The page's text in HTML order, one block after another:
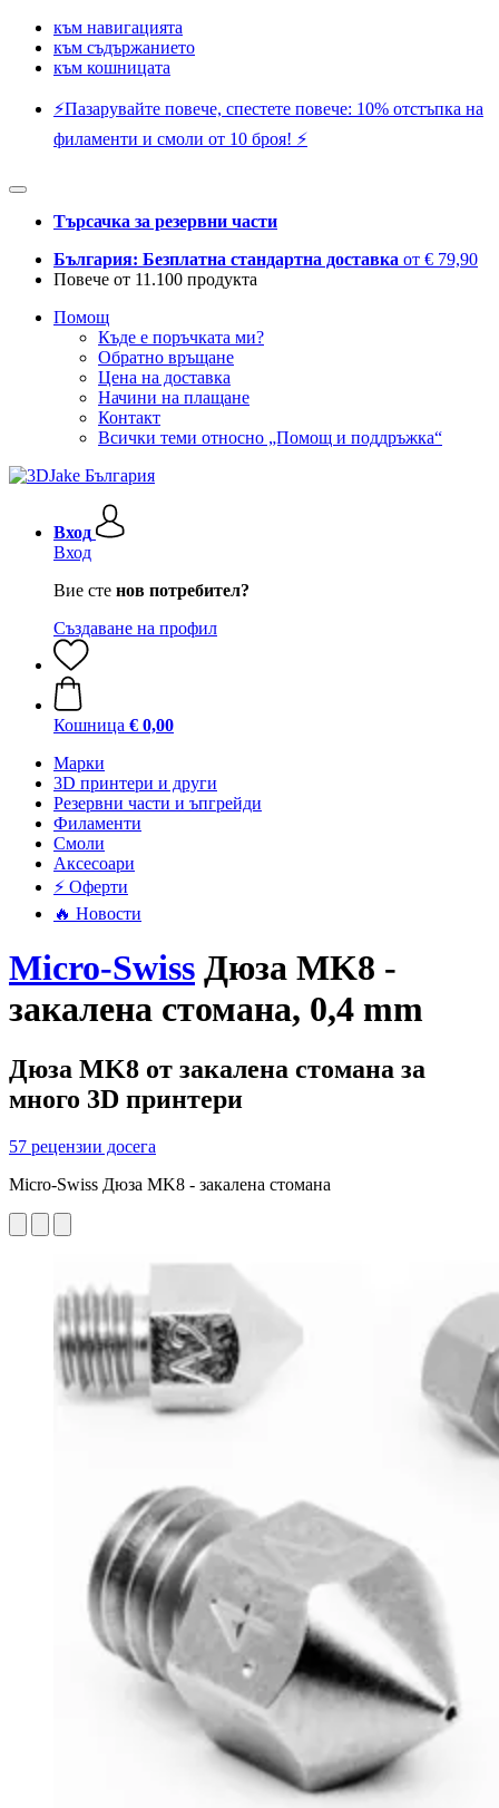
към навигацията
към съдържанието
към кошницата
⚡️Пазарувайте повече, спестете повече: 10% отстъпка на
филаменти и смоли от 10 броя! ⚡️
Търсачка за резервни части
България: Безплатна стандартна доставка от € 79,90
Повече от 11.100 продукта
Помощ
Къде е поръчката ми?
Обратно връщане
Цена на доставка
Начини на плащане
Контакт
Всички теми относно „Помощ и поддръжка“
Вход
Вход
Вие сте нов потребител?
Създаване на профил
Кошница € 0,00
Mарки
3D принтери и други
Резервни части и ъпгрейди
Филаменти
Смоли
Аксесоари
⚡ Оферти
🔥 Новости
Micro-Swiss Дюза MK8 -
закалена стомана, 0,4 mm
Дюза MK8 от закалена стомана за
много 3D принтери
57 рецензии досега
Micro-Swiss Дюза MK8 - закалена стомана